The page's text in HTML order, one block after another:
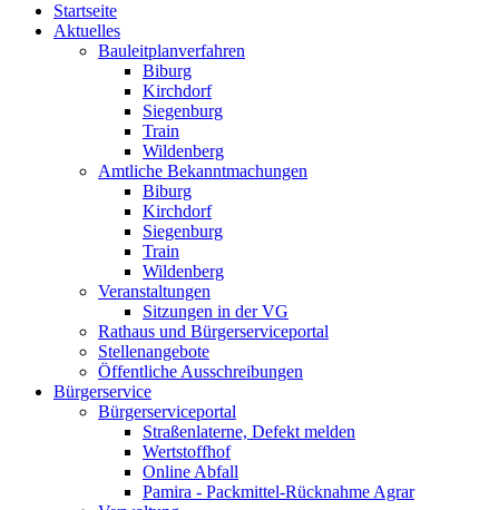
Startseite
Aktuelles
Bauleitplanverfahren
Biburg
Kirchdorf
Siegenburg
Train
Wildenberg
Amtliche Bekanntmachungen
Biburg
Kirchdorf
Siegenburg
Train
Wildenberg
Veranstaltungen
Sitzungen in der VG
Rathaus und Bürgerserviceportal
Stellenangebote
Öffentliche Ausschreibungen
Bürgerservice
Bürgerserviceportal
Straßenlaterne, Defekt melden
Wertstoffhof
Online Abfall
Pamira - Packmittel-Rücknahme Agrar